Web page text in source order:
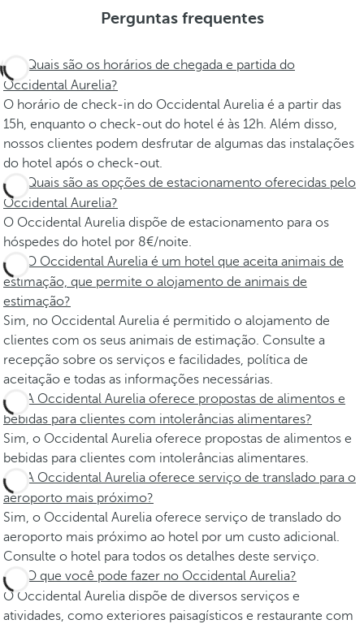
Perguntas frequentes
Quais são os horários de chegada e partida do
Occidental Aurelia?
O horário de check-in do Occidental Aurelia é a partir das
15h, enquanto o check-out do hotel é às 12h. Além disso,
nossos clientes podem desfrutar de algumas das instalações
do hotel após o check-out.
Quais são as opções de estacionamento oferecidas pelo
Occidental Aurelia?
O Occidental Aurelia dispõe de estacionamento para os
hóspedes do hotel por 8€/noite.
O Occidental Aurelia é um hotel que aceita animais de
estimação, que permite o alojamento de animais de
estimação?
Sim, no Occidental Aurelia é permitido o alojamento de
clientes com os seus animais de estimação. Consulte a
recepção sobre os serviços e facilidades, política de
aceitação e todas as informações necessárias.
A Occidental Aurelia oferece propostas de alimentos e
bebidas para clientes com intolerâncias alimentares?
Sim, o Occidental Aurelia oferece propostas de alimentos e
bebidas para clientes com intolerâncias alimentares.
A Occidental Aurelia oferece serviço de translado para o
aeroporto mais próximo?
Sim, o Occidental Aurelia oferece serviço de translado do
aeroporto mais próximo ao hotel por um custo adicional.
Consulte o hotel para todos os detalhes deste serviço.
O que você pode fazer no Occidental Aurelia?
O Occidental Aurelia dispõe de diversos serviços e
atividades, como exteriores paisagísticos e restaurante com